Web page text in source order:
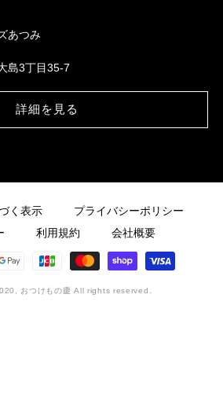
あつみ
島3丁目35-7
詳細を見る
く表示
プライバシーポリシー
利用規約 会社概要
おつけもの慶 All rights reserved.